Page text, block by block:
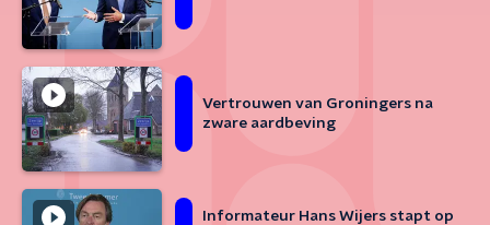
Vertrouwen van Groningers na
zware aardbeving
Informateur Hans Wijers stapt op